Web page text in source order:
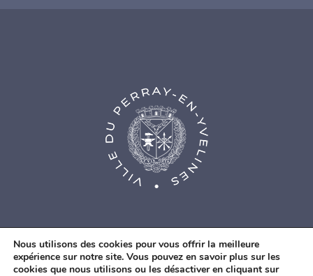
Nous utilisons des cookies pour vous offrir la meilleure
expérience sur notre site. Vous pouvez en savoir plus sur les
cookies que nous utilisons ou les désactiver en cliquant sur